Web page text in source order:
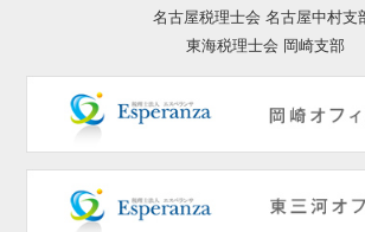
名古屋税理士会 名古屋中村支
東海税理士会 岡崎支部